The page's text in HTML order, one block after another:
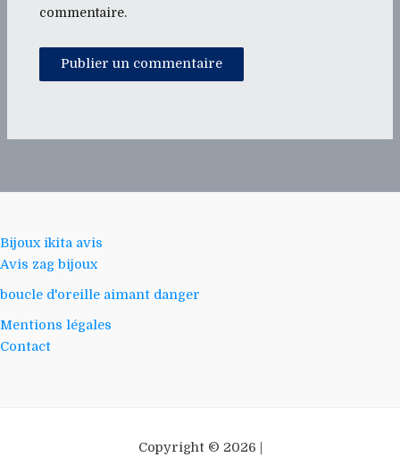
commentaire.
Bijoux ikita avis
Avis zag bijoux
boucle d'oreille aimant danger
Mentions légales
Contact
Copyright © 2026 |